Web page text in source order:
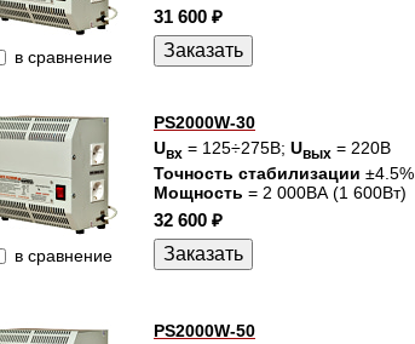
в сравнение
31 600 ₽
в сравнение
PS2000W-30
Uвх = 125÷275В; Uвых = 220В
Точность стабилизации ±4.5%
Мощность = 2 000ВА (1 600Вт)
32 600 ₽
PS2000W-50